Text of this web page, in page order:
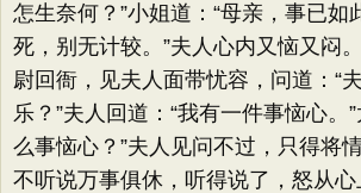
怎生奈何？”小姐道：“母亲，事已如
死，别无计较。”夫人心内又恼又闷
尉回衙，见夫人面带忧容，问道：“
乐？”夫人回道：“我有一件事恼心。
么事恼心？”夫人见问不过，只得将
不听说万事俱休，听得说了，怒从心